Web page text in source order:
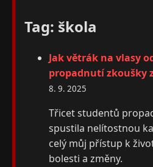
Tag: škola
Jak větrák na vlasy
propadnutí zkoušky
8. 9. 2025
Třicet studentů
spustila nelítostnou
celý můj přístup k
bolesti a změny.